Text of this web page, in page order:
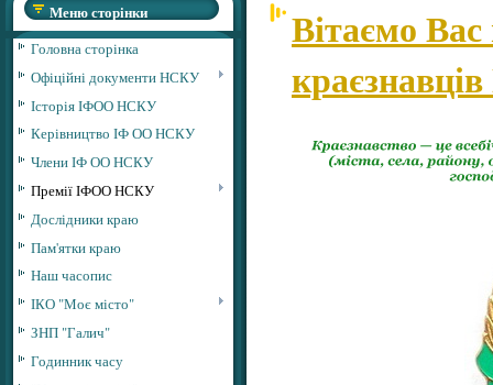
Меню сторінки
Головна сторінка
Офіційні документи НСКУ
Історія ІФОО НСКУ
Керівництво ІФ ОО НСКУ
Члени ІФ ОО НСКУ
Премії ІФОО НСКУ
Дослідники краю
Пам'ятки краю
Наш часопис
ІКО "Моє місто"
ЗНП "Галич"
Годинник часу
Вітаємо Вас